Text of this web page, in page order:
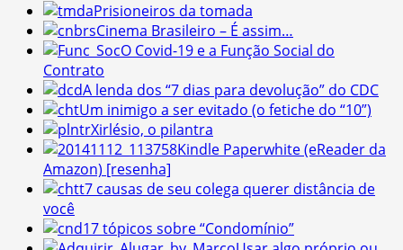
Prisioneiros da tomada
Cinema Brasileiro – É assim…
O Covid-19 e a Função Social do
Contrato
A lenda dos “7 dias para devolução” do CDC
Um inimigo a ser evitado (o fetiche do “10”)
Xirlésio, o pilantra
Kindle Paperwhite (eReader da
Amazon) [resenha]
7 causas de seu colega querer distância de
você
17 tópicos sobre “Condomínio”